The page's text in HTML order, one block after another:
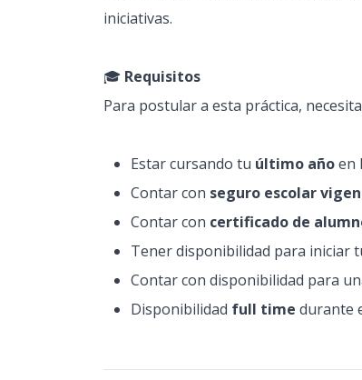
iniciativas.
🎓 Requisitos
Para postular a esta práctica,
Estar cursando tu último añoen
Contar con seguro escolar
Contar con certificado de
Tener disponibilidad para iniciar
Contar con disponibilidad para
Disponibilidad full time durante